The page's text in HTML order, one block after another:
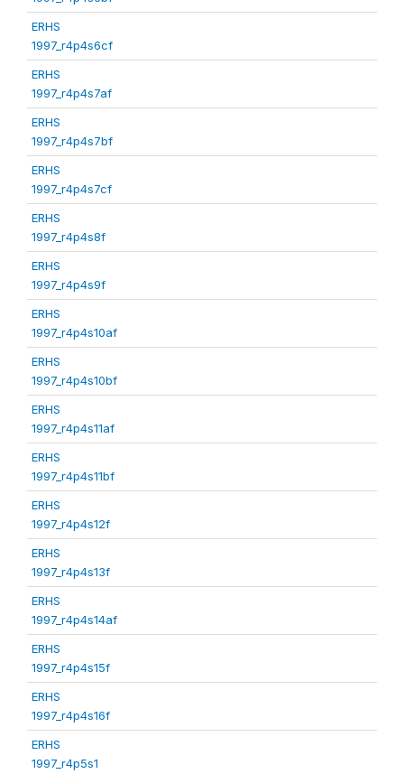
ERHS
1997_r4p4s6cf
ERHS
1997_r4p4s7af
ERHS
1997_r4p4s7bf
ERHS
1997_r4p4s7cf
ERHS
1997_r4p4s8f
ERHS
1997_r4p4s9f
ERHS
1997_r4p4s10af
ERHS
1997_r4p4s10bf
ERHS
1997_r4p4s11af
ERHS
1997_r4p4s11bf
ERHS
1997_r4p4s12f
ERHS
1997_r4p4s13f
ERHS
1997_r4p4s14af
ERHS
1997_r4p4s15f
ERHS
1997_r4p4s16f
ERHS
1997_r4p5s1